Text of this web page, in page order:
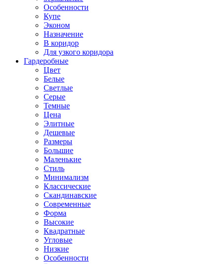
Особенности
Купе
Эконом
Назначение
В коридор
Для узкого коридора
Гардеробные
Цвет
Белые
Светлые
Серые
Темные
Цена
Элитные
Дешевые
Размеры
Большие
Маленькие
Стиль
Минимализм
Классические
Скандинавские
Современные
Форма
Высокие
Квадратные
Угловые
Низкие
Особенности